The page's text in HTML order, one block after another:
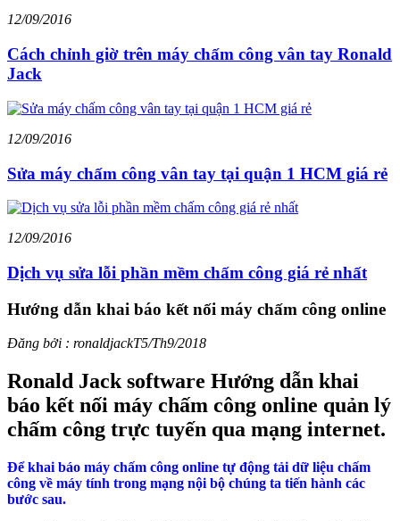
12/09/2016
Cách chỉnh giờ trên máy chấm công vân tay Ronald
Jack
12/09/2016
Sửa máy chấm công vân tay tại quận 1 HCM giá rẻ
12/09/2016
Dịch vụ sửa lỗi phần mềm chấm công giá rẻ nhất
Hướng dẫn khai báo kết nối máy chấm công online
Đăng bởi : ronaldjackT5/Th9/2018
Ronald Jack software Hướng dẫn khai
báo kết nối máy chấm công online quản lý
chấm công trực tuyến qua mạng internet.
Để khai báo máy chấm công online tự động tải dữ liệu chấm
công về máy tính trong mạng nội bộ chúng ta tiến hành các
bước sau.